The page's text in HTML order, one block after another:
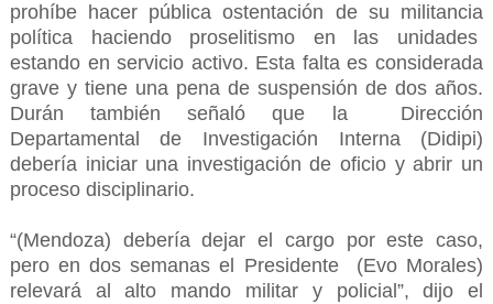
prohíbe hacer pública ostentación de su militancia
política haciendo proselitismo en las unidades
estando en servicio activo. Esta falta es considerada
grave y tiene una pena de suspensión de dos años.
Durán también señaló que la Dirección
Departamental de Investigación Interna (Didipi)
debería iniciar una investigación de oficio y abrir un
proceso disciplinario.
“(Mendoza) debería dejar el cargo por este caso,
pero en dos semanas el Presidente (Evo Morales)
relevará al alto mando militar y policial”, dijo el